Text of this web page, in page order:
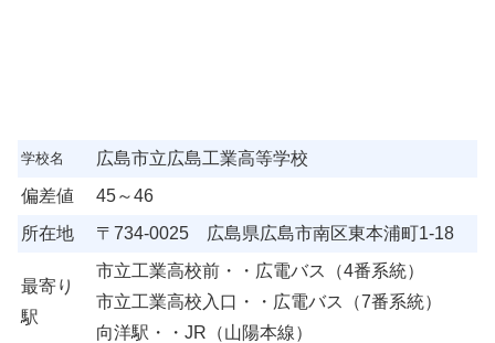
学校名
広島市立広島工業高等学校
偏差値
45～46
所在地
〒734-0025 広島県広島市南区東本浦町1-18
最寄り
駅
市立工業高校前・・広電バス（4番系統）
市立工業高校入口・・広電バス（7番系統）
向洋駅・・JR（山陽本線）